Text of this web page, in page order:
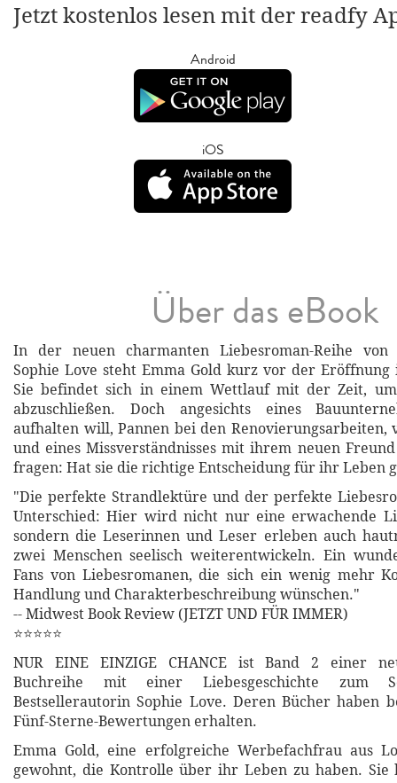
Jetzt kostenlos lesen mit der readfy
Android
iOS
Über das eBook
In der neuen charmanten Liebesroman-Reihe von
Sophie Love steht Emma Gold kurz vor der Eröffnung
Sie befindet sich in einem Wettlauf mit der Zeit,
abzuschließen. Doch angesichts eines
aufhalten will, Pannen bei den Renovierungsarbeiten,
und eines Missverständnisses mit ihrem neuen
fragen: Hat sie die richtige Entscheidung für ihr Leben
"Die perfekte Strandlektüre und der perfekte
Unterschied: Hier wird nicht nur eine erwachende
sondern die Leserinnen und Leser erleben auch
zwei Menschen seelisch weiterentwickeln. Ein
Fans von Liebesromanen, die sich ein wenig mehr
Handlung und Charakterbeschreibung wünschen."
-- Midwest Book Review (JETZT UND FÜR IMMER)
⭐⭐⭐⭐⭐
NUR EINE EINZIGE CHANCE ist Band 2 einer
Buchreihe mit einer Liebesgeschichte zum
Bestsellerautorin Sophie Love. Deren Bücher haben
Fünf-Sterne-Bewertungen erhalten.
Emma Gold, eine erfolgreiche Werbefachfrau aus
gewohnt, die Kontrolle über ihr Leben zu haben.